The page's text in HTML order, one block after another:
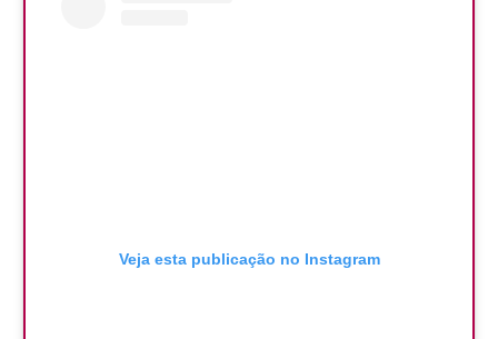
Veja esta publicação no Instagram